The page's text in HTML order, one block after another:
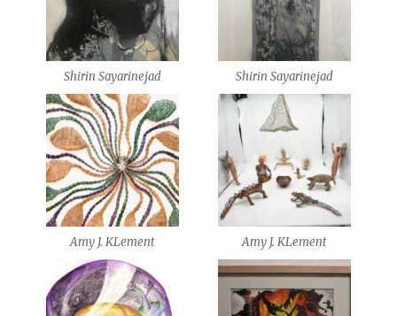
Shirin Sayarinejad Shirin Sayarinejad
Amy J. KLement Amy J. KLement